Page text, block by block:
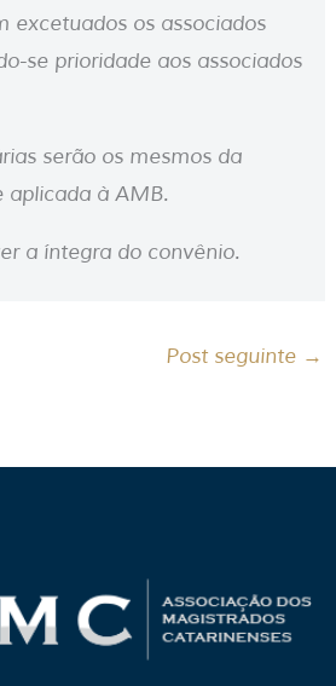
excetuados os associados
se prioridade aos associados
serão os mesmos da
aplicada à AMB.
a íntegra do convênio.
Post seguinte →